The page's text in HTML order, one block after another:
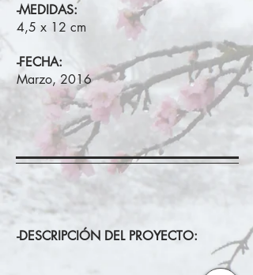
-MEDIDAS:
4,5 x 12 cm
-FECHA:
Marzo, 2016
-DESCRIPCIÓN DEL PROYECTO: